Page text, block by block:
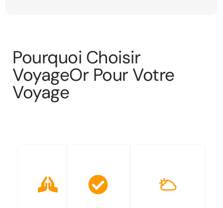
Pourquoi Choisir
VoyageOr Pour Votre
Voyage
Omra Maroc – Juillet